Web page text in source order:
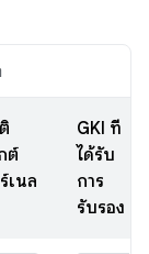
ต์
เนล
GKI ที่
ได้รับ
การ
รับรอง